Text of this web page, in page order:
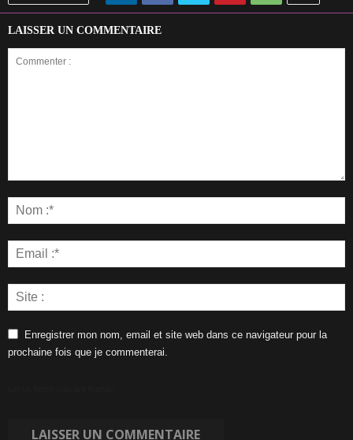
LAISSER UN COMMENTAIRE
Enregistrer mon nom, email et site web dans ce navigateur pour la
prochaine fois que je commenterai.